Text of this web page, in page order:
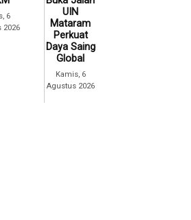
6
2026
UIN
Mataram
Perkuat
Daya Saing
Global
Kamis, 6
Agustus 2026